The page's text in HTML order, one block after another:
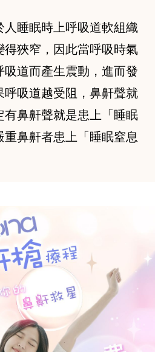
人睡眠時上呼吸道軟組織
狹窄，因此當呼吸時氣
道而產生震動，進而發
吸道越受阻，鼻鼾聲就
鼻鼾聲就是患上「睡眠
鼻鼾者患上「睡眠窒息